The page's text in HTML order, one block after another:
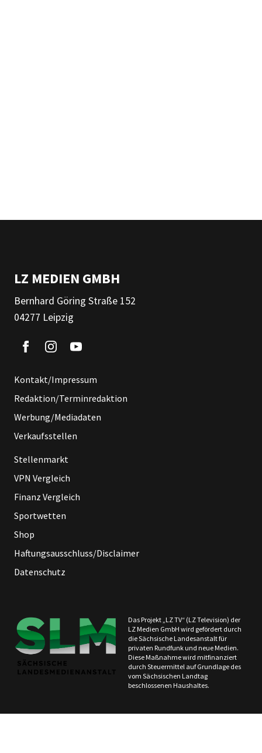
LZ MEDIEN GMBH
Bernhard Göring Straße 152
04277 Leipzig
Kontakt/Impressum
Redaktion/Terminredaktion
Werbung/Mediadaten
Verkaufsstellen
Stellenmarkt
VPN Vergleich
Finanz Vergleich
Sportwetten
Shop
Haftungsausschluss/Disclaimer
Datenschutz
Das Projekt „LZ TV“ (LZ Television) der
LZ Medien GmbH wird gefördert durch
die Sächsische Landesanstalt für
privaten Rundfunk und neue Medien.
Diese Maßnahme wird mitfinanziert
durch Steuermittel auf Grundlage des
vom Sächsischen Landtag
beschlossenen Haushaltes.